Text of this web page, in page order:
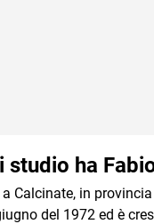
studio ha
Calcinate, in
del 1972 ed è